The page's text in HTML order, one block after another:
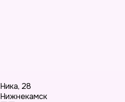
Ника, 28
Нижнекамск